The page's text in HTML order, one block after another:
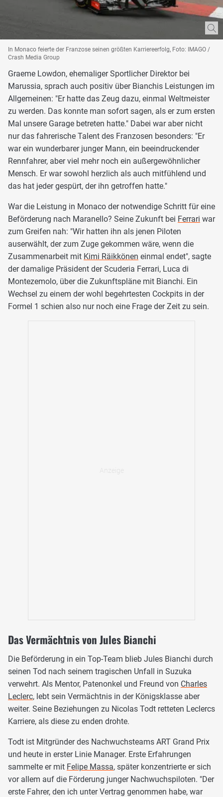
In Monaco feierte der Franzose seinen größten Karriereerfolg, Foto: IMAGO /
Crash Media Group
Graeme Lowdon, ehemaliger Sportlicher Direktor bei
Marussia, sprach auch positiv über Bianchis Leistungen im
Allgemeinen: "Er hatte das Zeug dazu, einmal Weltmeister
zu werden. Das konnte man sofort sagen, als er zum ersten
Mal unsere Garage betreten hatte." Dabei war aber nicht
nur das fahrerische Talent des Franzosen besonders: "Er
war ein wunderbarer junger Mann, ein beeindruckender
Rennfahrer, aber viel mehr noch ein außergewöhnlicher
Mensch. Er war sowohl herzlich als auch mitfühlend und
das hat jeder gespürt, der ihn getroffen hatte."
War die Leistung in Monaco der notwendige Schritt für eine
Beförderung nach Maranello? Seine Zukunft bei Ferrari war
zum Greifen nah: "Wir hatten ihn als jenen Piloten
auserwählt, der zum Zuge gekommen wäre, wenn die
Zusammenarbeit mit Kimi Räikkönen einmal endet", sagte
der damalige Präsident der Scuderia Ferrari, Luca di
Montezemolo, über die Zukunftspläne mit Bianchi. Ein
Wechsel zu einem der wohl begehrtesten Cockpits in der
Formel 1 schien also nur noch eine Frage der Zeit zu sein.
Das Vermächtnis von Jules Bianchi
Die Beförderung in ein Top-Team blieb Jules Bianchi durch
seinen Tod nach seinem tragischen Unfall in Suzuka
verwehrt. Als Mentor, Patenonkel und Freund von Charles
Leclerc, lebt sein Vermächtnis in der Königsklasse aber
weiter. Seine Beziehungen zu Nicolas Todt retteten Leclercs
Karriere, als diese zu enden drohte.
Todt ist Mitgründer des Nachwuchsteams ART Grand Prix
und heute in erster Linie Manager. Erste Erfahrungen
sammelte er mit Felipe Massa, später konzentrierte er sich
vor allem auf die Förderung junger Nachwuchspiloten. "Der
erste Fahrer, den ich unter Vertrag genommen habe, war